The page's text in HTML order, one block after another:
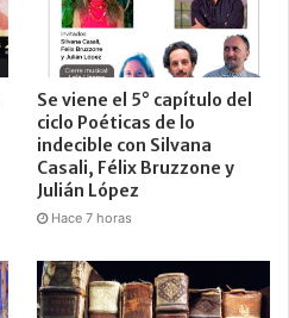
Se viene el 5° capítulo del
ciclo Poéticas de lo
indecible con Silvana
Casali, Félix Bruzzone y
Julián López
Hace 7 horas